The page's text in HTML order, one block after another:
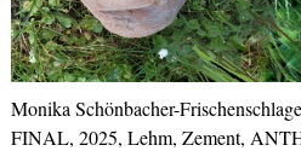
Monika Schönbacher-
FINAL, 2025, Lehm, Zement,